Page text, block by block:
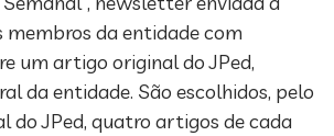
membros da entidade com
um artigo original do JPed,
da entidade. São escolhidos, pelo
do JPed, quatro artigos de cada